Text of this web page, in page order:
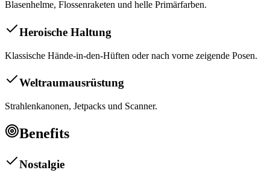
Blasenhelme, Flossenraketen und helle Primärfarben.
Heroische Haltung
Klassische Hände-in-den-Hüften oder nach vorne zeigende Posen.
Weltraumausrüstung
Strahlenkanonen, Jetpacks und Scanner.
Benefits
Nostalgie